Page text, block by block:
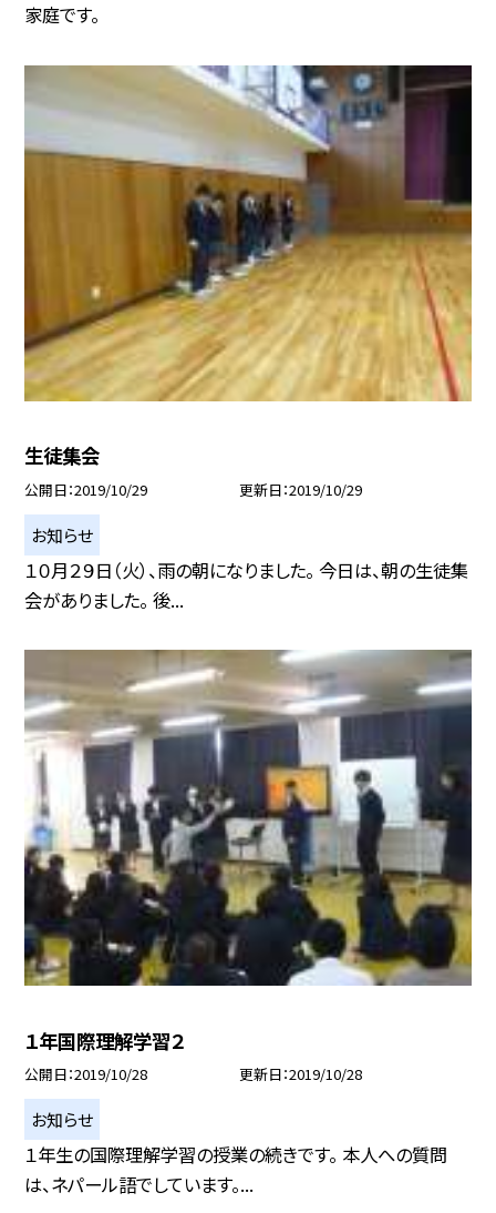
家庭です。
生徒集会
公開日 2019/10/29 更新日 2019/10/29
お知らせ
１０月２９日（火）、雨の朝になりました。 今日は、朝の生徒集
会がありました。 後...
１年国際理解学習２
公開日 2019/10/28 更新日 2019/10/28
お知らせ
１年生の国際理解学習の授業の続きです。 本人への質問
は、ネパール語でしています。...